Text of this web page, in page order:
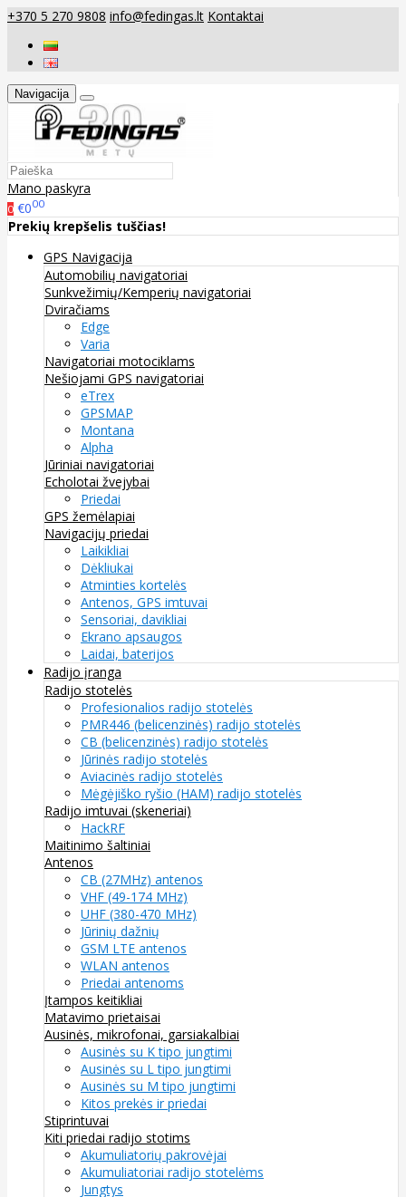
+370 5 270 9808 info@fedingas.lt Kontaktai
Navigacija
Mano paskyra
0 €000
Prekių krepšelis tuščias!
GPS Navigacija
Automobilių navigatoriai
Sunkvežimių/Kemperių navigatoriai
Dviračiams
Edge
Varia
Navigatoriai motociklams
Nešiojami GPS navigatoriai
eTrex
GPSMAP
Montana
Alpha
Jūriniai navigatoriai
Echolotai žvejybai
Priedai
GPS žemėlapiai
Navigacijų priedai
Laikikliai
Dėkliukai
Atminties kortelės
Antenos, GPS imtuvai
Sensoriai, davikliai
Ekrano apsaugos
Laidai, baterijos
Radijo įranga
Radijo stotelės
Profesionalios radijo stotelės
PMR446 (belicenzinės) radijo stotelės
CB (belicenzinės) radijo stotelės
Jūrinės radijo stotelės
Aviacinės radijo stotelės
Mėgėjiško ryšio (HAM) radijo stotelės
Radijo imtuvai (skeneriai)
HackRF
Maitinimo šaltiniai
Antenos
CB (27MHz) antenos
VHF (49-174 MHz)
UHF (380-470 MHz)
Jūrinių dažnių
GSM LTE antenos
WLAN antenos
Priedai antenoms
Įtampos keitikliai
Matavimo prietaisai
Ausinės, mikrofonai, garsiakalbiai
Ausinės su K tipo jungtimi
Ausinės su L tipo jungtimi
Ausinės su M tipo jungtimi
Kitos prekės ir priedai
Stiprintuvai
Kiti priedai radijo stotims
Akumuliatorių pakrovėjai
Akumuliatoriai radijo stotelėms
Jungtys